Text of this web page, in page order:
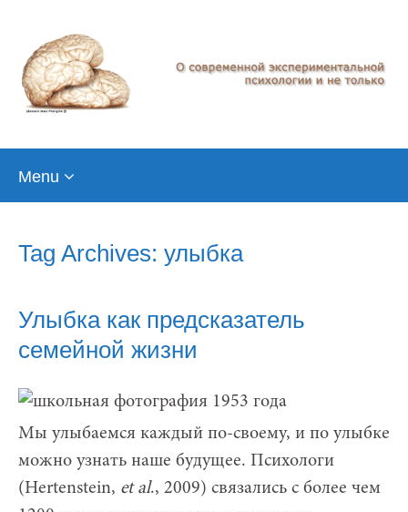
Menu
Tag Archives: улыбка
Улыбка как предсказатель
семейной жизни
Мы улыбаемся каждый по-своему, и по улыбке
можно узнать наше будущее. Психологи
(Hertenstein, et al., 2009) связались с более чем